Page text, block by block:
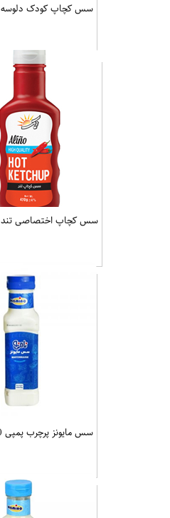
سس کچاپ کودک دلوسه 450 گرمی
سس کچاپ اختصاصی تند 375 گرمی تک
سس مایونز پرچرب پمپی 430گرم نامی نو